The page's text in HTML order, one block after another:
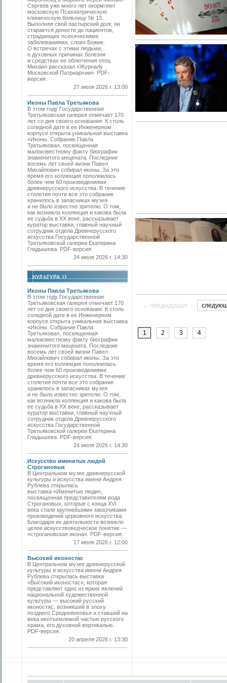
Сергеев уже много лет окормляет
московскую Психиатрическую
клиническую больницу № 13.
Выполняя свой пастырский долг, он
старается донести до пациентов,
страдающих психическими
заболеваниями, слово Божие.
О встречах с этими людьми,
о духовных причинах болезни
и средствах ее облегчения отец
Михаил рассказал «Журналу
Московской Патриархии». PDF-
версия.
27 июля 2026 г. 13:00
Иконы Павла Третьякова
В этом году Государственная
Третьяковская галерея отмечает 170
лет со дня своего основания. К столь
солидной дате в ее Инженерном
корпусе открыта уникальная выставка
«Иконы. Собрание Павла
Третьякова», посвященная
малоизвестному факту биографии
знаменитого мецената. Последние
восемь лет своей жизни Павел
Михайлович собирал иконы. За это
время его коллекция пополнилась
более чем 60 произведениями
древнерусского искусства. В течение
столетия почти все это собрание
хранилось в запасниках музея
и не было известно зрителю. О том,
как возникла коллекция и какова была
ее судьба в ХХ веке, рассказывает
куратор выставки, главный научный
сотрудник отдела Древнерусского
искусства Государственной
Третьяковской галереи Екатерина
Гладышева. PDF-версия.
24 июля 2026 г. 14:30
Иконы Павла Третьякова
В этом году Государственная
Третьяковская галерея отмечает 170
лет со дня своего основания. К столь
солидной дате в ее Инженерном
корпусе открыта уникальная выставка
«Иконы. Собрание Павла
Третьякова», посвященная
малоизвестному факту биографии
знаменитого мецената. Последние
восемь лет своей жизни Павел
Михайлович собирал иконы. За это
время его коллекция пополнилась
более чем 60 произведениями
древнерусского искусства. В течение
столетия почти все это собрание
хранилось в запасниках музея
и не было известно зрителю. О том,
как возникла коллекция и какова была
ее судьба в ХХ веке, рассказывает
куратор выставки, главный научный
сотрудник отдела Древнерусского
искусства Государственной
Третьяковской галереи Екатерина
Гладышева. PDF-версия.
24 июля 2026 г. 14:30
Искусство именитых людей
Строгановых
В Центральном музее древнерусской
культуры и искусства имени Андрея
Рублева открылась
выставка «Именитые люди»,
посвященная представителям рода
Строгановых, которые с конца XVI
века стали крупнейшими заказчиками
произведений церковного искусства.
Благодаря их деятельности возникло
целое искусствоведческое понятие —
«строгановская икона». PDF-версия.
17 июля 2026 г. 12:00
Высокий иконостас
В Центральном музее древнерусской
культуры и искусства имени Андрея
Рублева открылась выставка
«Высокий иконостас», которая
представляет одно из ярких явлений
национальной художественной
культуры — высокий русский
иконостас, возникший в эпоху
позднего Средневековья и ставший на
века неотъемлемой частью русского
храма, его духовной вертикалью.
PDF-версия.
20 апреля 2026 г. 13:30
← предыдущая
1 2 3 4